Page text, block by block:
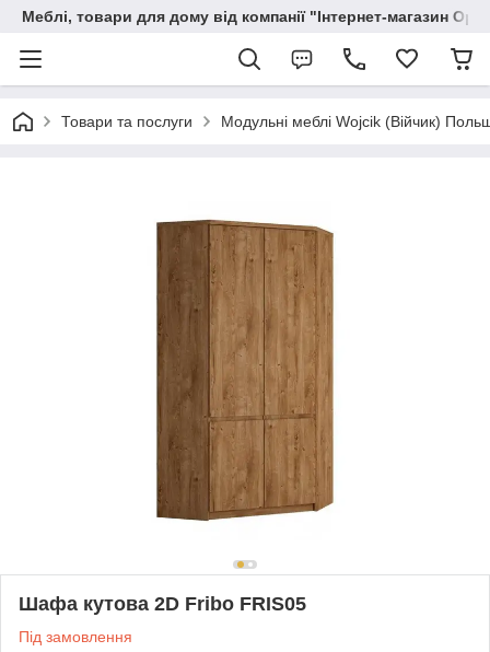
Меблі, товари для дому від компанії "Інтернет-магазин
Товари та послуги Модульні меблі Wojcik (Війчик)
Шафа кутова 2D Fribo FRIS05
Під замовлення